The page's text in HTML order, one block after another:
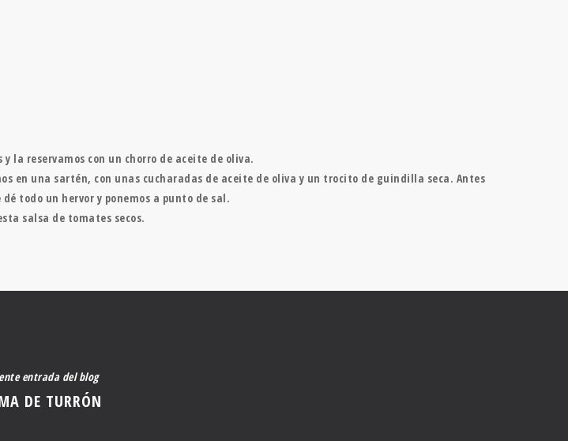
la reservamos con un chorro de aceite de oliva.
en una sartén, con unas cucharadas de aceite de oliva y un trocito de guindilla seca. Antes
todo un hervor y ponemos a punto de sal.
salsa de tomates secos.
entrada del blog
DE TURRÓN